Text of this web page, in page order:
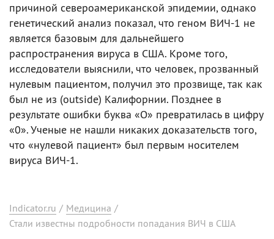
причиной североамериканской эпидемии, однако
генетический анализ показал, что геном ВИЧ-1 не
является базовым для дальнейшего
распространения вируса в США. Кроме того,
исследователи выяснили, что человек, прозванный
нулевым пациентом, получил это прозвище, так как
был не из (outside) Калифорнии. Позднее в
результате ошибки буква «О» превратилась в цифру
«0». Ученые не нашли никаких доказательств того,
что «нулевой пациент» был первым носителем
вируса ВИЧ-1.
Indicator.ru / Медицина /
Стали известны подробности попадания ВИЧ в США